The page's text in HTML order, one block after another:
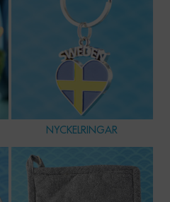
NYCKELRINGAR